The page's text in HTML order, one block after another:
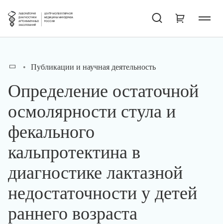
Публикации и научная деятельность
Определение остаточной
осмолярности стула и
фекального
кальпротектина в
диагностике лактазной
недостаточности у детей
раннего возраста